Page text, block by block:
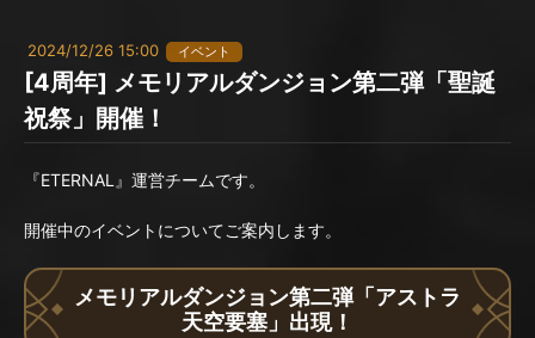
2024/12/26 15:00 イベント
[4周年] メモリアルダンジョン第二弾「聖誕
祝祭」開催！
『ETERNAL』運営チームです。
開催中のイベントについてご案内します。
メモリアルダンジョン第二弾「アストラ
天空要塞」出現！